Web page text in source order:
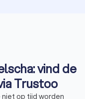
vind de
Trustoo
op tijd worden